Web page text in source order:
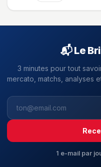
📬 Le
3 minutes pour tout
mercato, matchs, analyses
1 e-mail par